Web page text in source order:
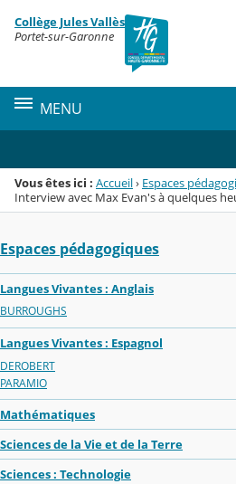
Menu de la rubrique
Contenu
Collège Jules Vallès
Portet-sur-Garonne
MENU
Vous êtes ici : Accueil› Espaces
Interview avec Max Evan's à quelques
Espaces pédagogiques
Langues Vivantes : Anglais
BURROUGHS
Langues Vivantes : Espagnol
DEROBERT
PARAMIO
Mathématiques
Sciences de la Vie et de la Terre
Sciences : Technologie